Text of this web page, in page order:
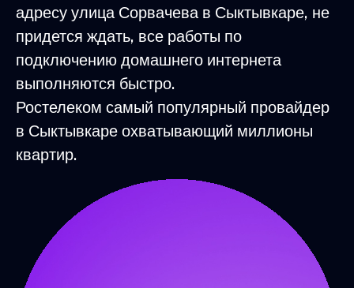
адресу улица Сорвачева в Сыктывкаре, не
придется ждать, все работы по
подключению домашнего интернета
выполняются быстро.
Ростелеком самый популярный провайдер
в Сыктывкаре охватывающий миллионы
квартир.